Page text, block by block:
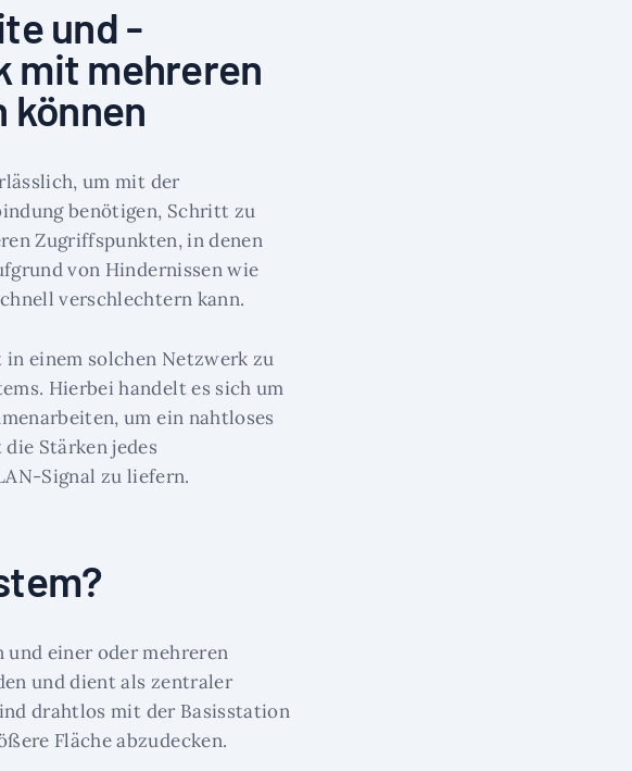
und -
mit mehreren
um mit der
benötigen, Schritt zu
Zugriffspunkten, in denen
von Hindernissen wie
verschlechtern kann.
einem solchen Netzwerk zu
Hierbei handelt es sich um
um ein nahtloses
Stärken jedes
Signal zu liefern.
einer oder mehreren
und dient als zentraler
drahtlos mit der Basisstation
Fläche abzudecken.